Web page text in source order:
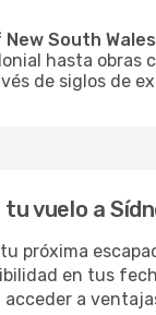
South Wales
hasta obras
de siglos de
vuelo a
próxima
en tus
acceder a